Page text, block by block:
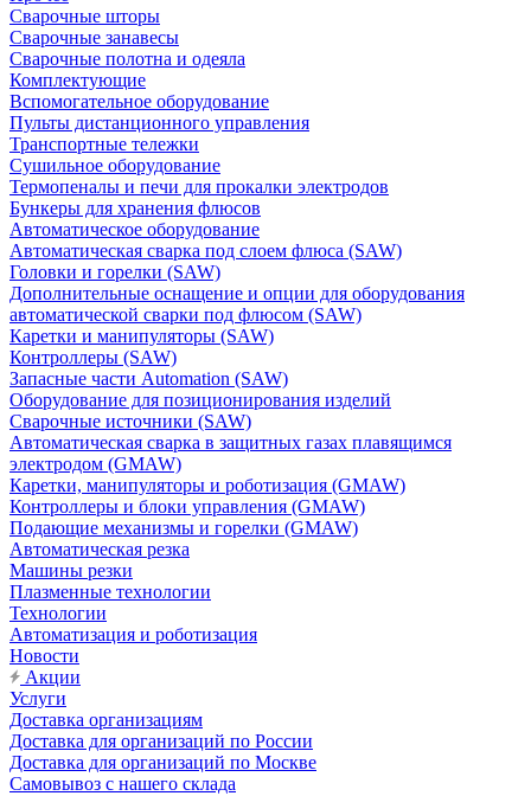
Сварочные шторы
Сварочные занавесы
Сварочные полотна и одеяла
Комплектующие
Вспомогательное оборудование
Пульты дистанционного управления
Транспортные тележки
Сушильное оборудование
Термопеналы и печи для прокалки электродов
Бункеры для хранения флюсов
Автоматическое оборудование
Автоматическая сварка под слоем флюса (SAW)
Головки и горелки (SAW)
Дополнительные оснащение и опции для оборудования
автоматической сварки под флюсом (SAW)
Каретки и манипуляторы (SAW)
Контроллеры (SAW)
Запасные части Automation (SAW)
Оборудование для позиционирования изделий
Сварочные источники (SAW)
Автоматическая сварка в защитных газах плавящимся
электродом (GMAW)
Каретки, манипуляторы и роботизация (GMAW)
Контроллеры и блоки управления (GMAW)
Подающие механизмы и горелки (GMAW)
Автоматическая резка
Машины резки
Плазменные технологии
Технологии
Автоматизация и роботизация
Новости
Акции
Услуги
Доставка организациям
Доставка для организаций по России
Доставка для организаций по Москве
Самовывоз с нашего склада